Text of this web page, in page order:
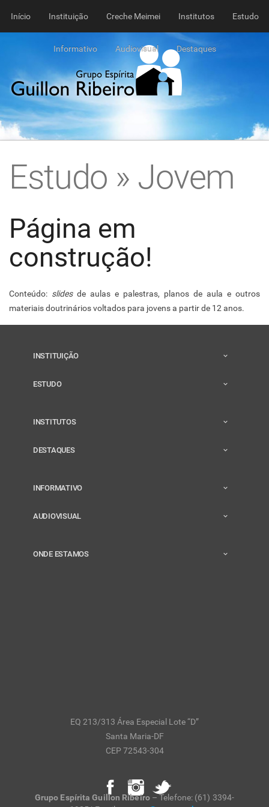
Início Instituição Creche Meimei Institutos Estudo
Informativo Audiovisual Destaques
Estudo » Jovem
Página em
construção!
Conteúdo: slidesde aulas e palestras, planos de aula e outros
materiais doutrinários voltados para jovens a partir de 12 anos.
INSTITUIÇÃO
ESTUDO
INSTITUTOS
DESTAQUES
INFORMATIVO
AUDIOVISUAL
ONDE ESTAMOS
EQ 213/313 Área Especial Lote “D”
Santa Maria-DF
CEP 72543-304
Grupo Espírita Guillon Ribeiro– Telefone: (61) 3394-